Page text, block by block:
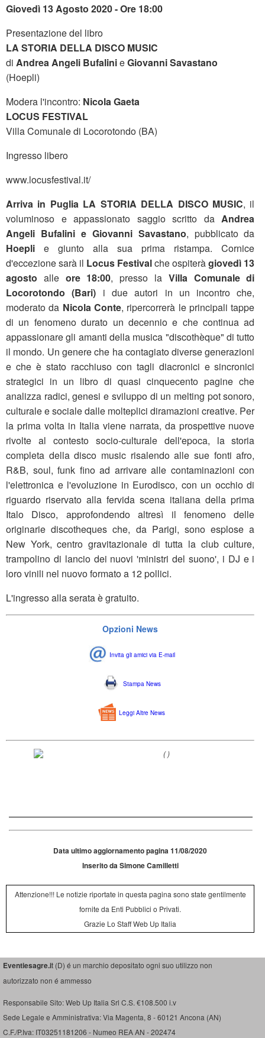
Giovedì 13 Agosto 2020 - Ore 18:00
Presentazione del libro
LA STORIA DELLA DISCO MUSIC
di Andrea Angeli BufalinieGiovanni Savastano
(Hoepli)
Modera l'incontro: Nicola Gaeta
LOCUS FESTIVAL
Villa Comunale di Locorotondo (BA)
Ingresso libero
www.locusfestival.it/
Arriva in Puglia LA STORIA DELLA DISCO MUSIC, il
voluminoso e appassionato saggio scritto daAndrea
Angeli Bufalini e Giovanni Savastano, pubblicato da
Hoeplie giunto alla sua prima ristampa. Cornice
d'eccezione sarà il Locus Festivalche ospiteràgiovedì 13
agosto alle ore 18:00, presso la Villa Comunale di
Locorotondo (Bari) i due autori in un incontro che,
moderato da Nicola Conte, ripercorrerà le principali tappe
di un fenomeno durato un decennio e che continua ad
appassionare gli amanti della musica "discothèque" di tutto
il mondo. Un genere che ha contagiato diverse generazioni
e che è stato racchiuso con tagli diacronici e sincronici
strategici in un libro di quasi cinquecento pagine che
analizza radici, genesi e sviluppo di un melting pot sonoro,
culturale e sociale dalle molteplici diramazioni creative. Per
la prima volta in Italia viene narrata, da prospettive nuove
rivolte al contesto socio-culturale dell'epoca, la storia
completa della disco music risalendo alle sue fonti afro,
R&B, soul, funk fino ad arrivare alle contaminazioni con
l'elettronica e l'evoluzione in Eurodisco, con un occhio di
riguardo riservato alla fervida scena italiana della prima
Italo Disco, approfondendo altresì il fenomeno delle
originarie discotheques che, da Parigi, sono esplose a
New York, centro gravitazionale di tutta la club culture,
trampolino di lancio dei nuovi 'ministri del suono', i DJ e i
loro vinili nel nuovo formato a 12 pollici.
L'ingresso alla serata è gratuito.
Opzioni News
Invita gli amici via E-mail
Stampa News
Leggi Altre News
( )
Data ultimo aggiornamento pagina 11/08/2020
Inserito da Simone Camilletti
Attenzione!!! Le notizie riportate in questa pagina sono state gentilmente
fornite da Enti Pubblici o Privati.
Grazie Lo Staff Web Up Italia
Eventiesagre.it (D) é un marchio depositato ogni suo utilizzo non
autorizzato non é ammesso
Responsabile Sito: Web Up Italia Srl C.S. €108.500 i.v
Sede Legale e Amministrativa: Via Magenta, 8 - 60121 Ancona (AN)
C.F./P.Iva: IT03251181206 - Numeo REA AN - 202474